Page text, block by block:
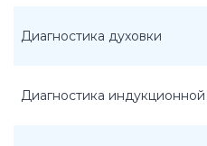
Диагностика духовки
Диагностика